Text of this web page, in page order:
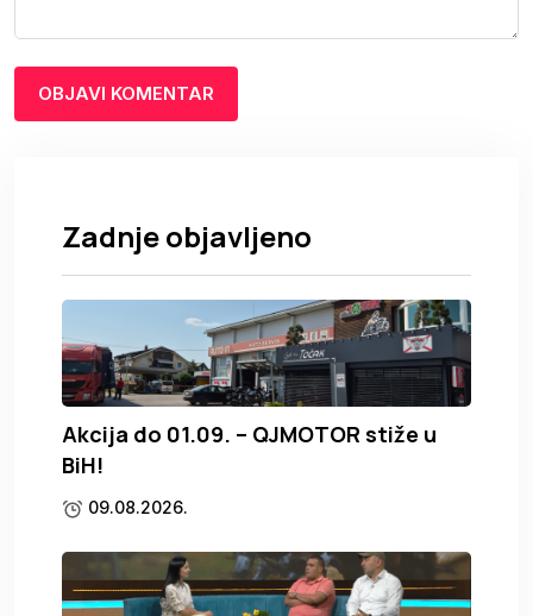
Zadnje objavljeno
Akcija do 01.09. – QJMOTOR stiže u
BiH!
09.08.2026.